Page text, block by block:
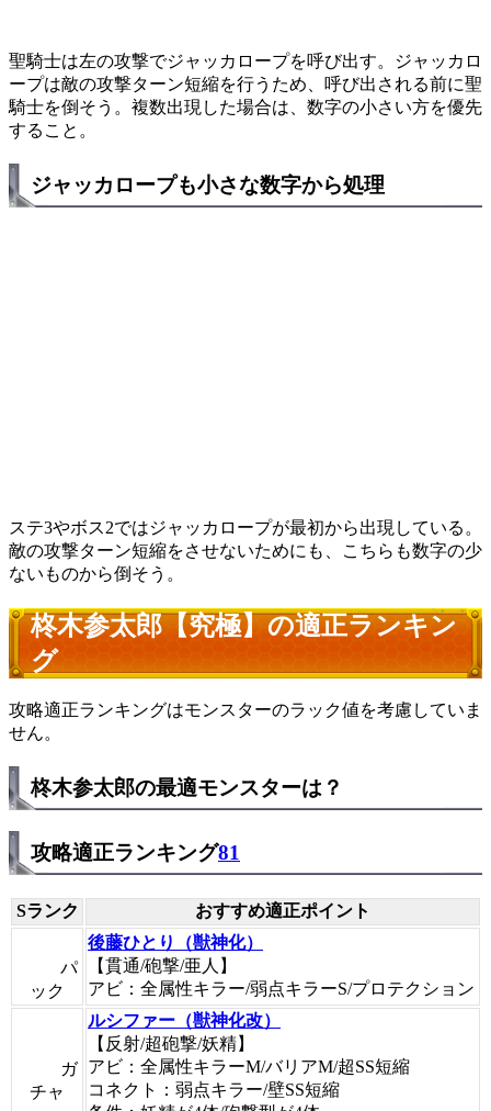
聖騎士は左の攻撃でジャッカロープを呼び出す。ジャッカロ
ープは敵の攻撃ターン短縮を行うため、呼び出される前に聖
騎士を倒そう。複数出現した場合は、数字の小さい方を優先
すること。
ジャッカロープも小さな数字から処理
ステ3やボス2ではジャッカロープが最初から出現している。
敵の攻撃ターン短縮をさせないためにも、こちらも数字の少
ないものから倒そう。
柊木参太郎【究極】の適正ランキン
グ
攻略適正ランキングはモンスターのラック値を考慮していま
せん。
柊木参太郎の最適モンスターは？
攻略適正ランキング81
Sランク おすすめ適正ポイント
パ
ック
後藤ひとり（獣神化）
【貫通/砲撃/亜人】
アビ：全属性キラー/弱点キラーS/プロテクション
ガ
チャ
ルシファー（獣神化改）
【反射/超砲撃/妖精】
アビ：全属性キラーM/バリアM/超SS短縮
コネクト：弱点キラー/壁SS短縮